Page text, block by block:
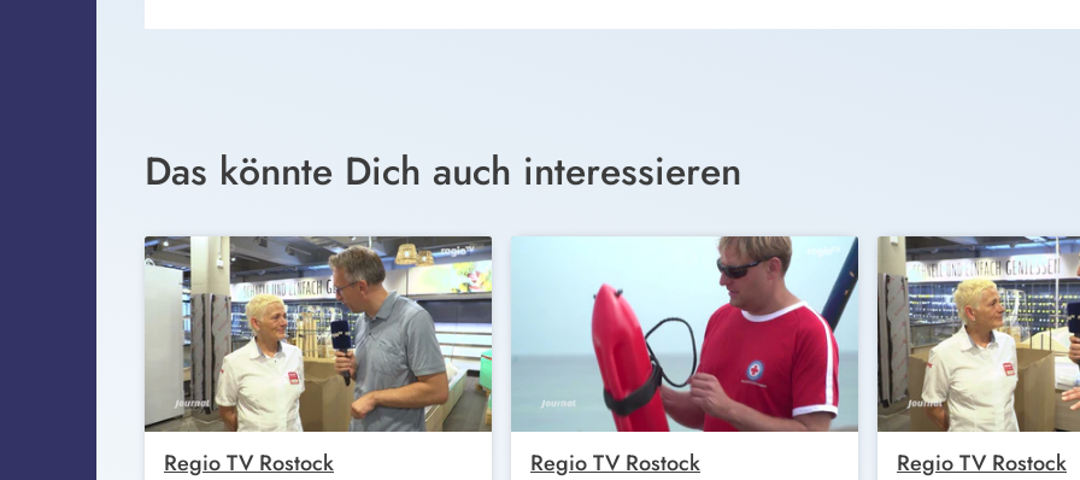
Das könnte Dich auch interessieren
Regio TV Rostock Regio TV Rostock Regio TV Rostock